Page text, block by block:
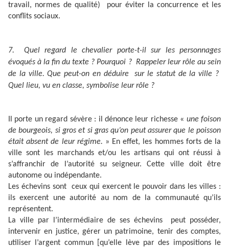
travail, normes de qualité) pour éviter la concurrence et les
conflits sociaux.
7. Quel regard le chevalier porte-t-il sur les personnages
évoqués à la fin du texte ? Pourquoi ? Rappeler leur rôle au sein
de la ville. Que peut-on en déduire sur le statut de la ville ?
Quel lieu, vu en classe, symbolise leur rôle ?
Il porte un regard sévère : il dénonce leur richesse « une foison
de bourgeois, si gros et si gras qu’on peut assurer que le poisson
était absent de leur régime. » En effet, les hommes forts de la
ville sont les marchands et/ou les artisans qui ont réussi à
s’affranchir de l’autorité su seigneur. Cette ville doit être
autonome ou indépendante.
Les échevins sont ceux qui exercent le pouvoir dans les villes :
ils exercent une autorité au nom de la communauté qu’ils
représentent.
La ville par l’intermédiaire de ses échevins peut posséder,
intervenir en justice, gérer un patrimoine, tenir des comptes,
utiliser l’argent commun [qu’elle lève par des impositions le